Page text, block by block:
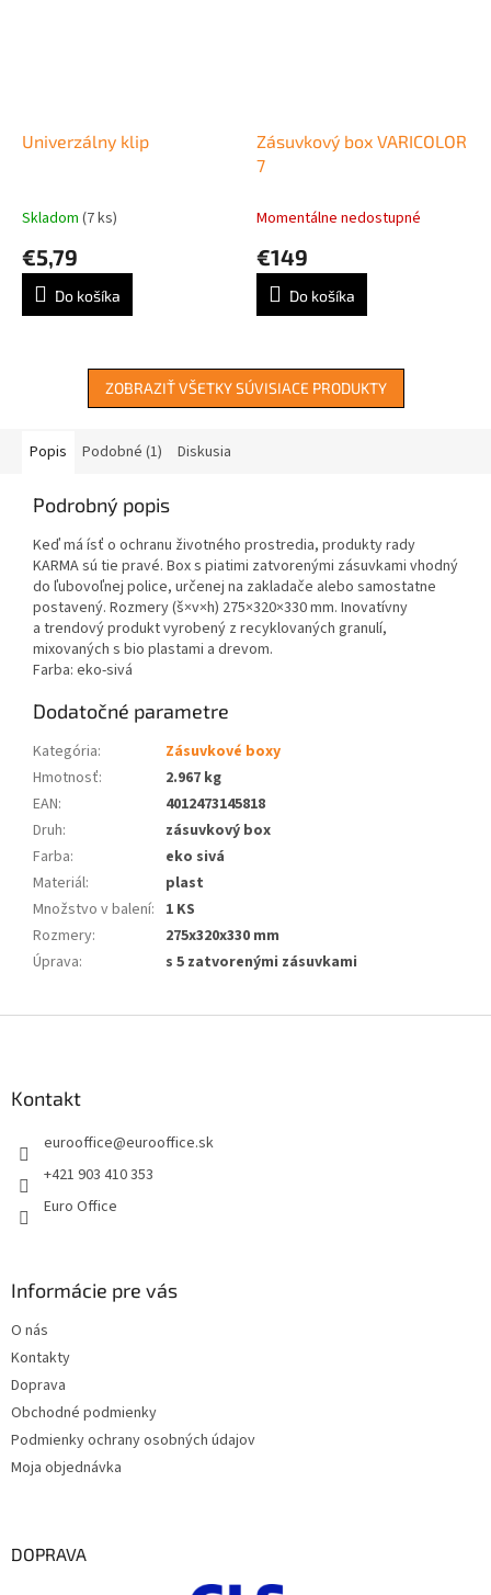
Univerzálny klip
Skladom (7 ks)
€5,79
Do košíka
Zásuvkový box VARICOLOR
7
Momentálne nedostupné
€149
Do košíka
ZOBRAZIŤ VŠETKY SÚVISIACE PRODUKTY
Popis Podobné (1) Diskusia
Podrobný popis
Keď má ísť o ochranu životného prostredia, produkty rady
KARMA sú tie pravé. Box s piatimi zatvorenými zásuvkami vhodný
do ľubovoľnej police, určenej na zakladače alebo samostatne
postavený. Rozmery (š×v×h) 275×320×330 mm. Inovatívny
a trendový produkt vyrobený z recyklovaných granulí,
mixovaných s bio plastami a drevom.
Farba: eko-sivá
Dodatočné parametre
Kategória:
Zásuvkové boxy
Hmotnosť:
2.967 kg
EAN:
4012473145818
Druh:
zásuvkový box
Farba:
eko sivá
Materiál:
plast
Množstvo v balení: 1 KS
Rozmery:
275x320x330 mm
Úprava: s 5 zatvorenými zásuvkami
Kontakt
eurooffice@eurooffice.sk
+421 903 410 353
Euro Office
Informácie pre vás
O nás
Kontakty
Doprava
Obchodné podmienky
Podmienky ochrany osobných údajov
Moja objednávka
DOPRAVA